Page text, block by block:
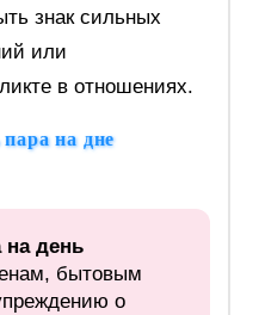
знак сильных
или
в отношениях.
пара на дне
на день
бытовым
о